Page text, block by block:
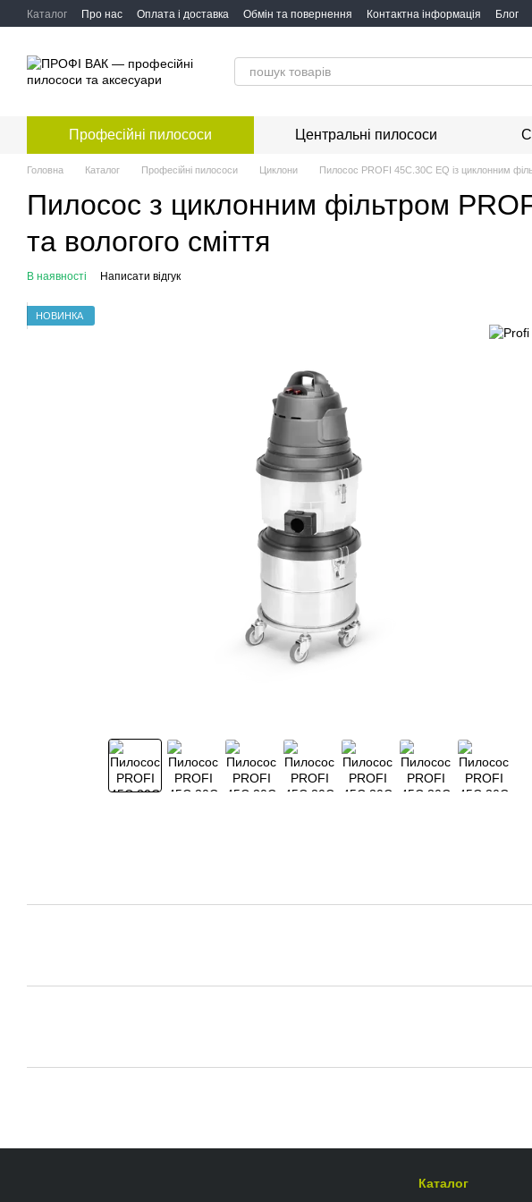
Перейти до основного контенту
Каталог Про нас Оплата і доставка Обмін та повернення Контактна інформація Блог
Професійні пилососи Центральні пилососи
Головна Каталог Професійні пилососи Циклони Пилосос PROFI 45C.30C EQ із циклонним
Пилосос з циклонним фільтром
та вологого сміття
В наявності Написати відгук
НОВИНКА
Каталог